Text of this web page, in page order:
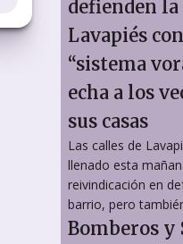
defienden la
Lavapiés
“sistema
echa a los
sus casas
Las calles de
llenado esta
reivindicación en
barrio, pero
Bomberos y